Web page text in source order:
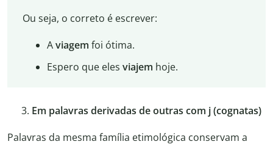
Ou seja, o correto é escrever:
Aviagem foi ótima.
Espero que eles viajem hoje.
Em palavras derivadas de outras com j (cognatas)
Palavras da mesma família etimológica conservam a